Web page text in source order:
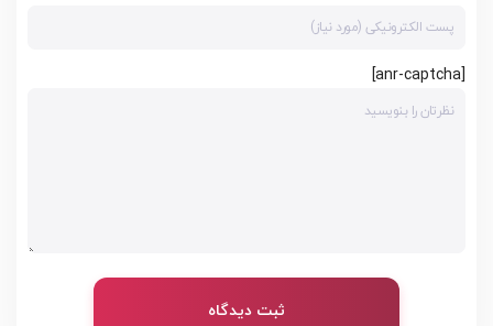
[anr-captcha]
ثبت دیدگاه